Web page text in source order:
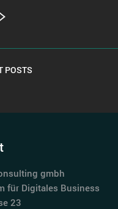
POSTS
gmbh
für Digitales Business
23